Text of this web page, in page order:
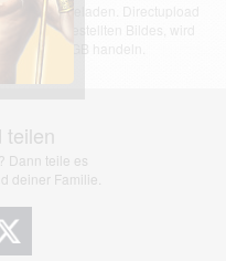
hochgeladen. Directupload
des dargestellten Bildes, wird
unserer AGB handeln.
teilen
Dann teile es
deiner Familie.